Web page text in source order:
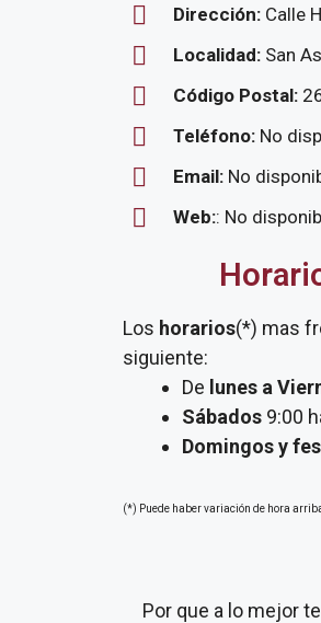
Dirección: Calle
Localidad: San
Código Postal:
Teléfono: No
Email: No
Web:: No
Los horarios(*) mas
siguiente:
De lunes a
Sábados 9:00
Domingos y
(*) Puede haber variación de hora
Por que a lo mejor